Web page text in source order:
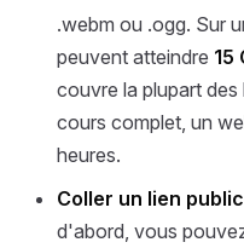
.webm ou .ogg. Sur
peuvent atteindre 15
couvre la plupart
cours complet, un
heures.
Coller un lien
d'abord, vous